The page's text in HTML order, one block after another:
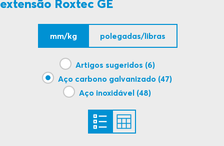
extensão Roxtec GE
mm/kg polegadas/libras
Artigos sugeridos (6)
Aço carbono galvanizado (47)
Aço inoxidável (48)